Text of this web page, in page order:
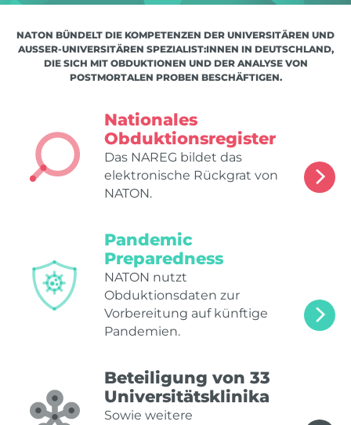
NATON BÜNDELT DIE KOMPETENZEN DER UNIVERSITÄREN UND
AUSSER-UNIVERSITÄREN SPEZIALIST:INNEN IN DEUTSCHLAND, D
IE SICH MIT OBDUKTIONEN UND DER ANALYSE VON P
OSTMORTALEN PROBEN BESCHÄFTIGEN.
Nationales
Obduktionsregister
Das NAREG bildet das
elektronische Rückgrat von
NATON.
Pandemic
Preparedness
NATON nutzt
Obduktionsdaten zur
Vorbereitung auf künftige
Pandemien.
Beteiligung von 33
Universitätsklinika
Sowie weitere